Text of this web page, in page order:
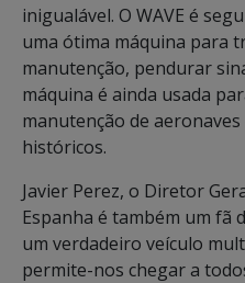
inigualável. O WAVE é
uma ótima máquina para
manutenção, pendurar
máquina é ainda usada
manutenção de
históricos.
Javier Perez, o Diretor
Espanha é também um fã
um verdadeiro veículo
permite-nos chegar a